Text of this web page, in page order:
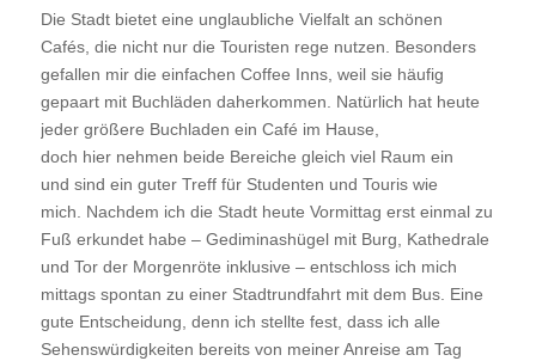
Die Stadt bietet eine unglaubliche Vielfalt an schönen
Cafés, die nicht nur die Touristen rege nutzen. Besonders
gefallen mir die einfachen Coffee Inns, weil sie häufig
gepaart mit Buchläden daherkommen. Natürlich hat heute
jeder größere Buchladen ein Café im Hause,
doch hier nehmen beide Bereiche gleich viel Raum ein
und sind ein guter Treff für Studenten und Touris wie
mich. Nachdem ich die Stadt heute Vormittag erst einmal zu
Fuß erkundet habe – Gediminashügel mit Burg, Kathedrale
und Tor der Morgenröte inklusive – entschloss ich mich
mittags spontan zu einer Stadtrundfahrt mit dem Bus. Eine
gute Entscheidung, denn ich stellte fest, dass ich alle
Sehenswürdigkeiten bereits von meiner Anreise am Tag